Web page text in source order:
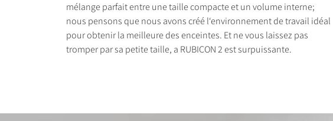
mélange parfait entre une taille compacte et un volume interne;
nous pensons que nous avons créé l‘environnement de travail idéal
pour obtenir la meilleure des enceintes. Et ne vous laissez pas
tromper par sa petite taille, a RUBICON 2 est surpuissante.